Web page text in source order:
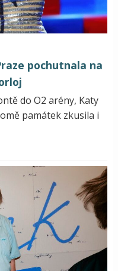
pochutnala na
do O2 arény, Katy
památek zkusila i